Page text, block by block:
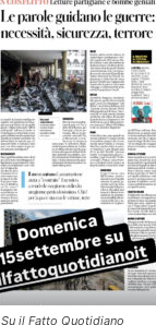
Su il Fatto Quotidiano